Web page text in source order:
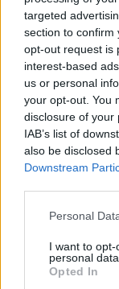
targeted
section to confirm
opt-out request is
interest-based
us or personal
your opt-out. You
disclosure of your
IAB’s list of
also be disclosed
Downstream
Please note that
not limited to
grant or deny
use your data for
Personal
I want to
personal data.
Opted In
Némileg
Incorporated
ígérte, hogy
A Batwing
reboot előtti
teljesen
közül
karakterrel,
bármikor
Az egzotikus
ahhoz is kevés,